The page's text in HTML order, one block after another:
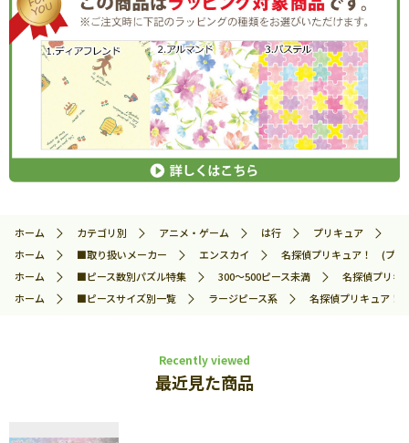
ホーム カテゴリ別 アニメ・ゲーム は行 プリキュア
ホーム
■取り扱いメーカー エンスカイ
名探偵プリキュア！ (プ
ホーム
■ピース数別パズル特集 300～500ピース未満
名探偵プリ
ホーム
■ピースサイズ別一覧 ラージピース系 名探偵プリキュア
Recently viewed
最近見た商品